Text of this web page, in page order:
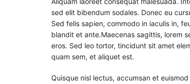
sed elit bibendum sodales. Donec eu
Sed felis sapien, commodo in iaculis in,
blandit et ante.Maecenas sagittis, lorem
eros. Sed leo tortor, tincidunt sit amet
quam sem, et aliquet est.
Quisque nisl lectus, accumsan et